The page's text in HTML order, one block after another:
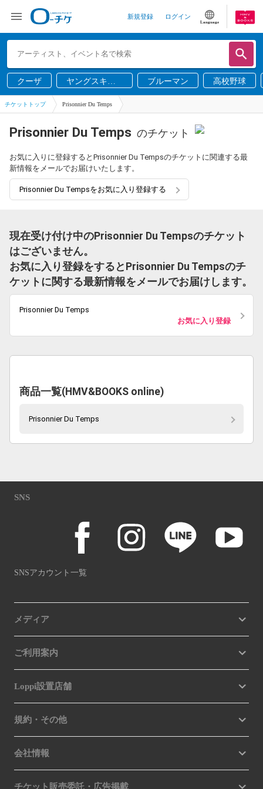
新規登録 ログイン
Language
クーザ
ヤングスキニ
ー
ブルーマン 高校野球
チケットトップ Prisonnier Du Temps
Prisonnier Du Temps のチケット
お気に入りに登録するとPrisonnier Du Tempsのチケットに関連する最
新情報をメールでお届けいたします。
Prisonnier Du Tempsをお気に入り登録する
現在受け付け中のPrisonnier Du Tempsのチケット
はございません。
お気に入り登録をするとPrisonnier Du Tempsのチ
ケットに関する最新情報をメールでお届けします。
Prisonnier Du Temps
お気に入り登録
商品一覧(HMV&BOOKS online)
Prisonnier Du Temps
SNS
SNSアカウント一覧
メディア
ご利用案内
Loppi設置店舗
規約・その他
会社情報
チケット販売委託・広告掲載